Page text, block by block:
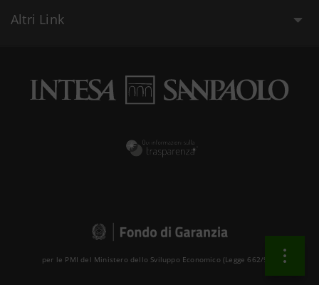
Altri Link
per le PMI del Ministero dello Sviluppo Economico (Legge 662/96 )